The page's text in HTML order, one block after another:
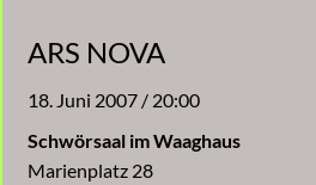
ARS NOVA
18. Juni 2007 / 20:00
Schwörsaal im Waaghaus
Marienplatz 28